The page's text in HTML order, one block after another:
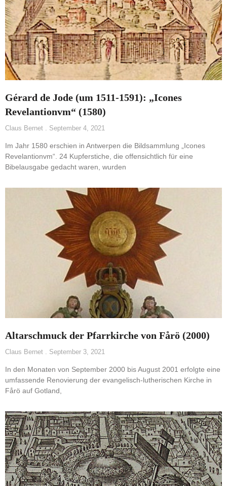
Gérard de Jode (um 1511-1591): „Icones
Revelantionvm“ (1580)
Claus Bernet September 4, 2021
Im Jahr 1580 erschien in Antwerpen die Bildsammlung „Icones
Revelantionvm“. 24 Kupferstiche, die offensichtlich für eine
Bibelausgabe gedacht waren, wurden
Altarschmuck der Pfarrkirche von Fårö (2000)
Claus Bernet September 3, 2021
In den Monaten von September 2000 bis August 2001 erfolgte eine
umfassende Renovierung der evangelisch-lutherischen Kirche in
Fårö auf Gotland,